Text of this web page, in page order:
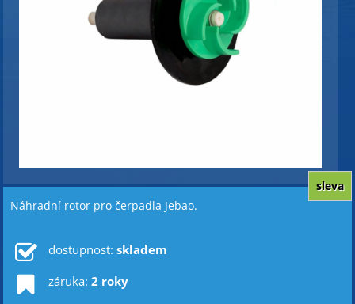
Náhradní rotor pro čerpadla Jebao.
sleva
dostupnost: skladem
záruka: 2 roky